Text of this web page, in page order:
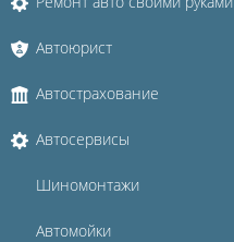
Автоюрист
Автострахование
Автосервисы
Шиномонтажи
Автомойки